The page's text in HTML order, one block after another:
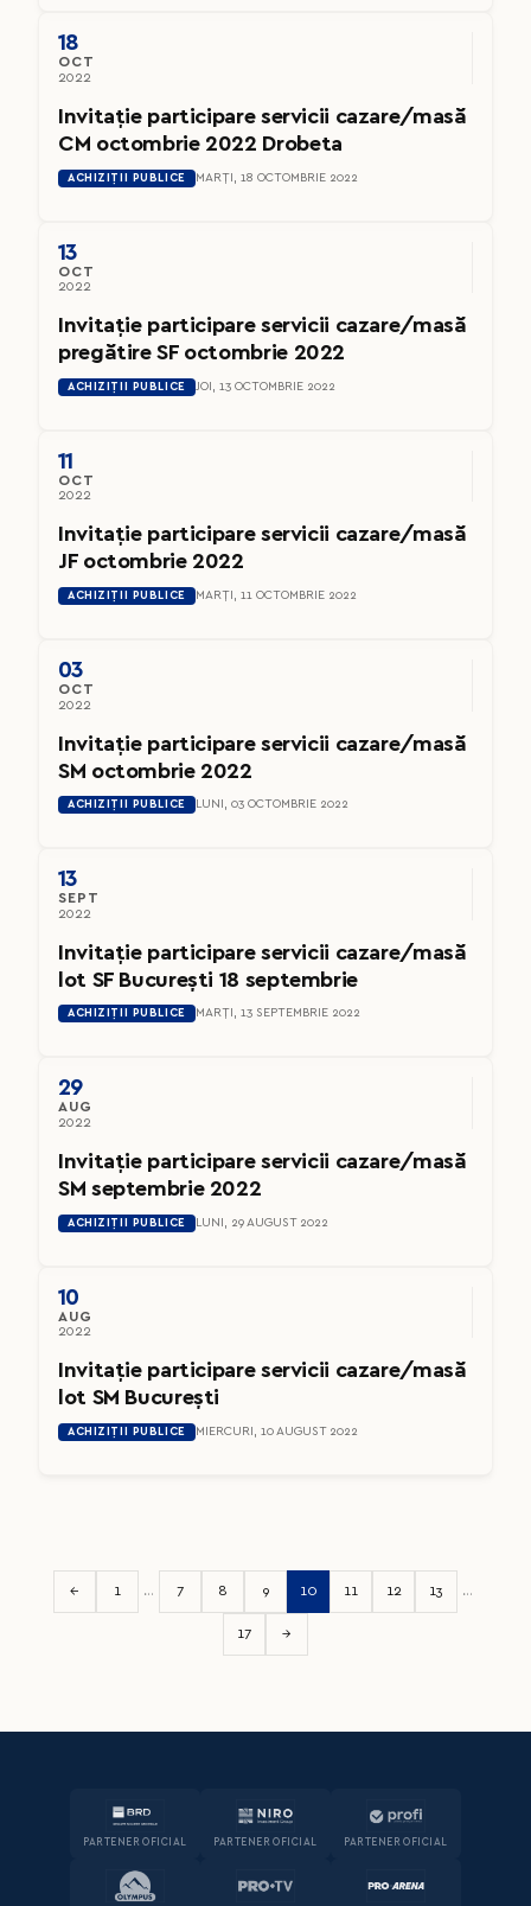
18
OCT
2022
Invitație participare servicii cazare/masă
CM octombrie 2022 Drobeta
ACHIZIȚII PUBLICE MARȚI, 18 OCTOMBRIE 2022
13
OCT
2022
Invitație participare servicii cazare/masă
pregătire SF octombrie 2022
ACHIZIȚII PUBLICE JOI, 13 OCTOMBRIE 2022
11
OCT
2022
Invitație participare servicii cazare/masă
JF octombrie 2022
ACHIZIȚII PUBLICE MARȚI, 11 OCTOMBRIE 2022
03
OCT
2022
Invitație participare servicii cazare/masă
SM octombrie 2022
ACHIZIȚII PUBLICE LUNI, 03 OCTOMBRIE 2022
13
SEPT
2022
Invitație participare servicii cazare/masă
lot SF București 18 septembrie
ACHIZIȚII PUBLICE MARȚI, 13 SEPTEMBRIE 2022
29
AUG
2022
Invitație participare servicii cazare/masă
SM septembrie 2022
ACHIZIȚII PUBLICE LUNI, 29 AUGUST 2022
10
AUG
2022
Invitație participare servicii cazare/masă
lot SM București
ACHIZIȚII PUBLICE MIERCURI, 10 AUGUST 2022
← 1 … 7 8 9 10 11 12 13 …
17 →
PARTENER OFICIAL PARTENER OFICIAL PARTENER OFICIAL